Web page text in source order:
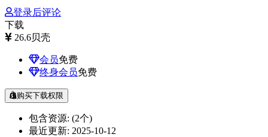
登录后评论
下载
26.6贝壳
会员免费
终身会员免费
购买下载权限
包含资源: (2个)
最近更新: 2025-10-12